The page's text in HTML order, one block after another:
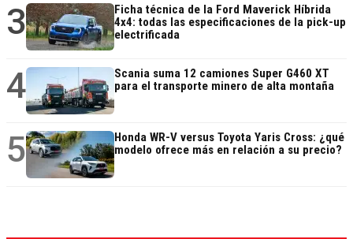
3
Ficha técnica de la Ford Maverick Híbrida
4x4: todas las especificaciones de la pick-up
electrificada
4
Scania suma 12 camiones Super G460 XT
para el transporte minero de alta montaña
5
Honda WR-V versus Toyota Yaris Cross: ¿qué
modelo ofrece más en relación a su precio?